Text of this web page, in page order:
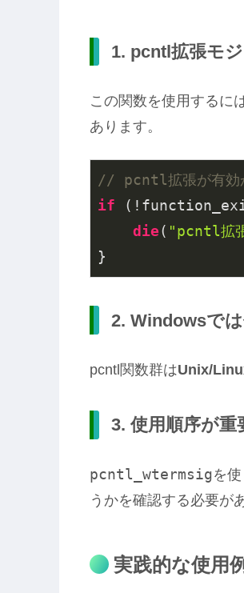
1. pcntl拡張モ
この関数を使用するに
あります。
// pcntl拡張が有効
if
die( "pcntl拡
2. Windowsで
pcntl関数群はUnix/
3. 使用順序が重
pcntl_wtermsigを
うかを確認する必要が
実践的な使用